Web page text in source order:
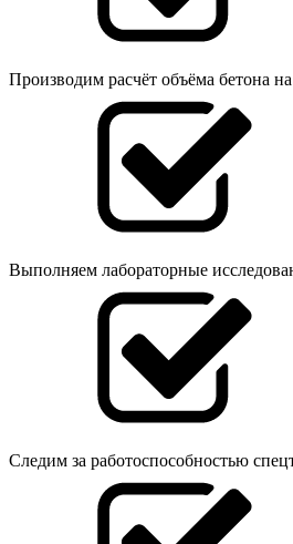
Производим расчёт объёма бетона
Выполняем лабораторные
Следим за работоспособностью